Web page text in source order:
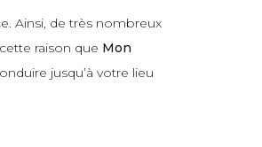
Ainsi, de très nombreux
raison que Mon
jusqu’à votre lieu